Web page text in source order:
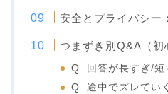
安全とプライバシー
つまずき別Q&A（初
Q. 回答が長すぎ/短
Q. 途中でズレていく